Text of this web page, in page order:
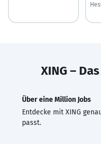
XING –
Über eine Million Jobs
Entdecke mit XING
passt.